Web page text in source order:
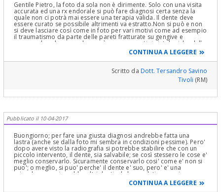
Gentile Pietro, la foto da sola non è dirimente. Solo con una visita
accurata ed una rx endorale si può fare diagnosi certa senza la
quale non ci potrà mai essere una terapia valida. Il dente deve
essere curato se possibile altrimenti va estratto.Non si può e non
si deve lasciare così come in foto per vari motivi come ad esempio
il traumatismo da parte delle pareti fratturate su gengive e
mucose che a lungo andare può provocare atipie istologiche della
mucosa come lesioni precancerose ed inoltre il dente è sede di
infezione che può dar luogo ad ascessi o flemmoni
particolarmente pericolosi. E' strano che il suo dentista abbia
potuto dire di lasciare le cose come stanno senza alcuna
conseguenza. Forse c'è stato un equivoco od incomprensione.In
ultima analisi si faccia curare il dente se possibile oppure lo faccia
CONTINUA A LEGGERE
Scritto daDott. Tersandro Savino
Tivoli (RM)
Pubblicato il 10-04-2017
Buongiorno; per fare una giusta diagnosi andrebbe fatta una
lastra (anche se dalla foto mi sembra in condizioni pessime). Pero'
dopo avere visto la radiografia si potrebbe stabilire che con un
piccolo intervento, il dente, sia salvabile; se così stessero le cose e'
meglio conservarlo. Sicuramente conservarlo cosi' come e' non si
puo'; o meglio, si puo' perche' il dente e' suo, pero' e' una
sciocchezza ; minerebbe altri denti e le loro relative gengive
CONTINUA A LEGGERE